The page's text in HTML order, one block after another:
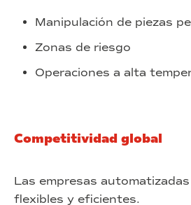
Manipulación de piezas
Zonas de riesgo
Operaciones a alta
Competitividad global
Las empresas
flexibles y eficientes.